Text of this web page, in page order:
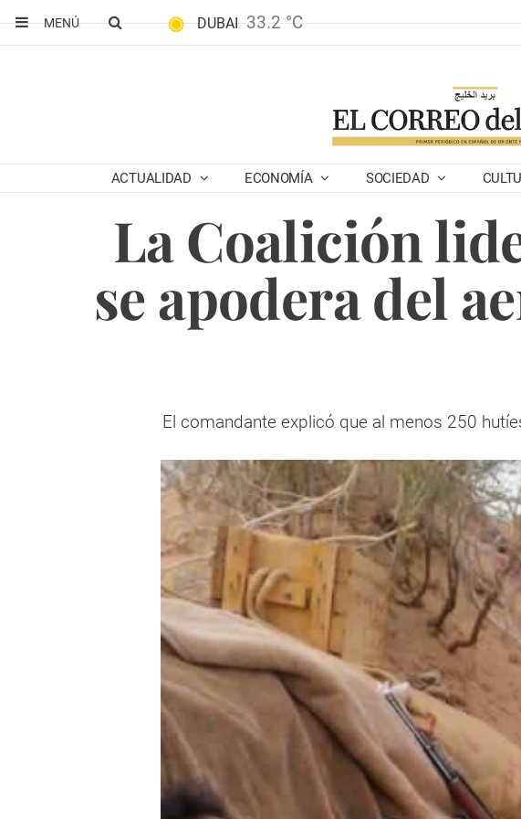
MENÚ
DUBAI 33.2 °C
ACTUALIDAD ECONOMÍA SOCIEDAD
La Coalición
se apodera del
El comandante explicó que al menos 250